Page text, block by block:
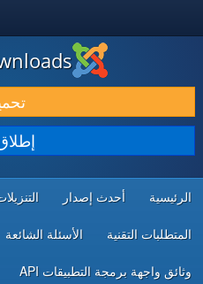
حمل & ومدد
اكتشف & تعلم
الرئيسية أحدث إصدار
المتطلبات التقنية الأسئلة الشائعة
وثائق واجهة برمجة التطبيقات API